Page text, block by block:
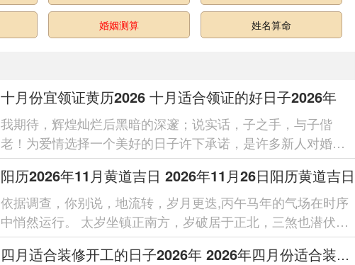
婚姻测算 姓名算命
十月份宜领证黄历2026 十月适合领证的好日子2026年
我期待，辉煌灿烂后黑暗的深邃；说实话，子之手，与子偕
老！为爱情选择一个美好的日子许下承诺，是许多新人对婚姻
的珍重开端，岁月流转，吉日良辰为这份承诺...
阳历2026年11月黄道吉日 2026年11月26日阳历黄道吉日
依据调查，你别说，地流转，岁月更迭,丙午马年的气场在时序
中悄然运行。 太岁坐镇正南方，岁破居于正北，三煞也潜伏于
北方；在这所有共同勾勒出2026年11...
四月适合装修开工的日子2026年 2026年四月份适合装修开工的黄道吉日